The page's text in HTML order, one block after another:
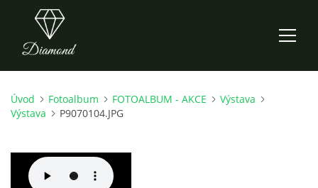
ÚVOD
Úvod Fotoalbum FOTOALBUM - AKCE
Výstava
Výstava
P9070104.JPG